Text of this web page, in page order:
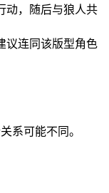
动，随后与狼人共
议连同该版型角色
系可能不同。